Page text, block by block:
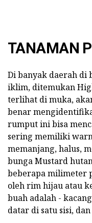
TANAMAN
Di banyak daerah di
iklim, ditemukan
terlihat di muka,
benar
rumput ini bisa
sering memiliki
memanjang, halus,
bunga Mustard
beberapa milimeter
oleh rim hijau atau
buah adalah -
datar di satu sisi,